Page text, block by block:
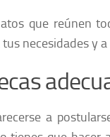
que reúnen
necesidades y
a